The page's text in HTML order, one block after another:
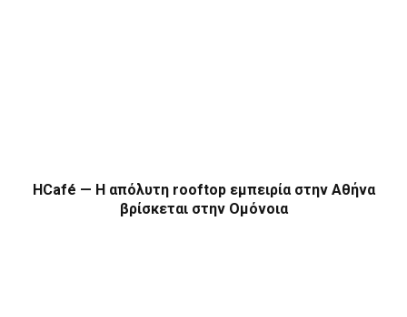
HCafé — Η απόλυτη rooftop εμπειρία στην Αθήνα
βρίσκεται στην Ομόνοια